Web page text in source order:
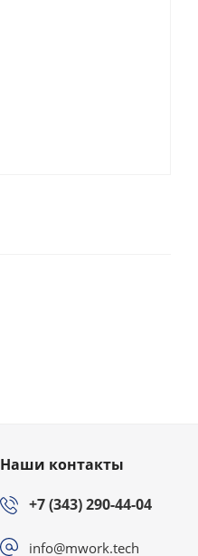
Наши контакты
+7 (343) 290-44-04
info@mwork.tech